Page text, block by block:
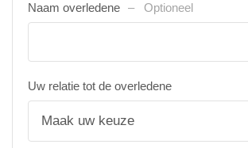
Naam overledene Optioneel
Uw relatie tot de overledene